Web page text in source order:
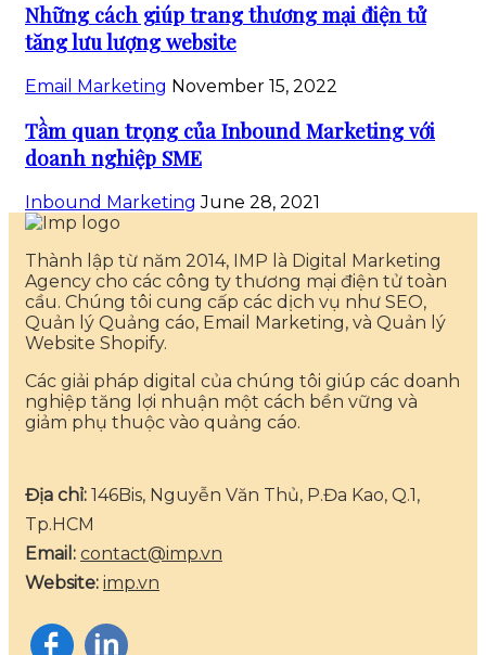
Những cách giúp trang thương mại điện tử
tăng lưu lượng website
Email Marketing November 15, 2022
Tầm quan trọng của Inbound Marketing với
doanh nghiệp SME
Inbound Marketing June 28, 2021
Thành lập từ năm 2014, IMP là Digital Marketing
Agency cho các công ty thương mại điện tử toàn
cầu. Chúng tôi cung cấp các dịch vụ như SEO,
Quản lý Quảng cáo, Email Marketing, và Quản lý
Website Shopify.
Các giải pháp digital của chúng tôi giúp các doanh
nghiệp tăng lợi nhuận một cách bền vững và
giảm phụ thuộc vào quảng cáo.
Địa chỉ: 146Bis, Nguyễn Văn Thủ, P.Đa Kao, Q.1,
Tp.HCM
Email: contact@imp.vn
Website: imp.vn